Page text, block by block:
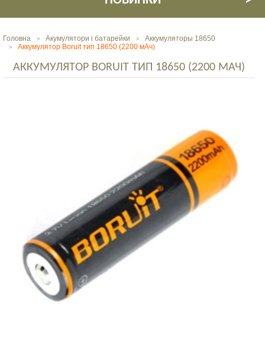
Головна > Акумулятори і батарейки > Аккумуляторы 18650
> Аккумулятор Boruit тип 18650 (2200 мАч)
АККУМУЛЯТОР BORUIT ТИП 18650 (2200 МАЧ)